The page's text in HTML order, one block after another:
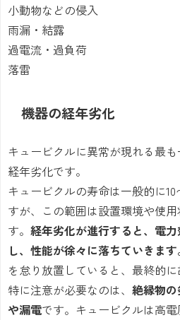
小動物などの侵入
雨漏・結露
過電流・過負荷
落雷
機器の経年劣化
キュービクルに異常が現れる最
経年劣化です。
キュービクルの寿命は一般的に
すが、この範囲は設置環境や使
す。 経年劣化が進行すると、電
し、性能が徐々に落ちていきます
を怠り放置していると、最終的に
特に注意が必要なのは、 絶縁物
や漏電です。キュービクルは高